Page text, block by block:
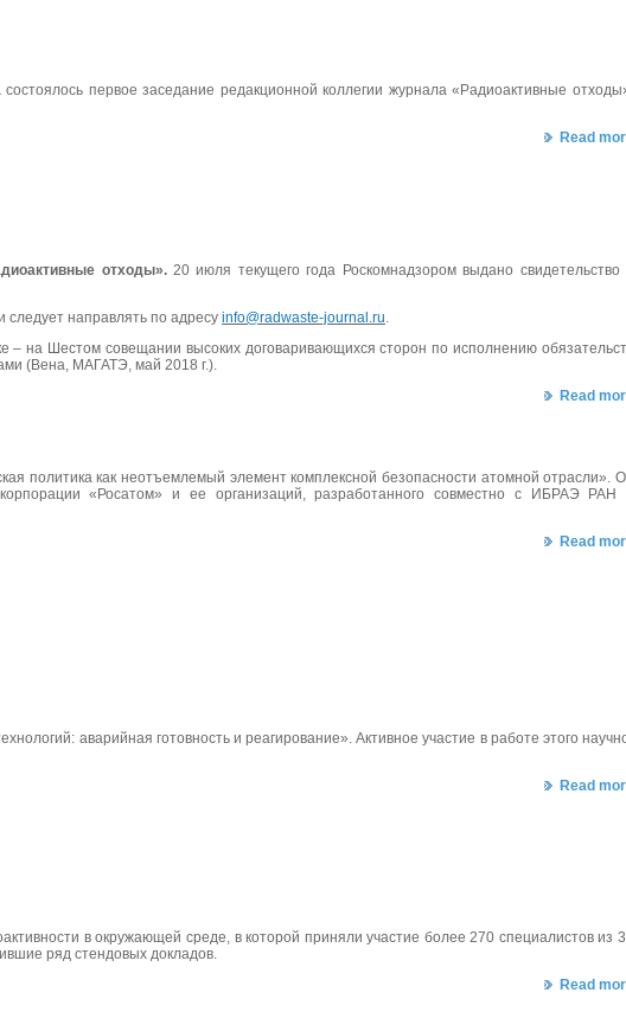
состоялось первое заседание редакционной коллегии журнала «Радиоактивные
Read
отходы».20 июля текущего года Роскомнадзором выдано свидетельство
следует направлять по адресу info@radwaste-journal.ru.
на Шестом совещании высоких договаривающихся сторон по исполнению
(Вена, МАГАТЭ, май 2018 г.).
Read
политика как неотъемлемый элемент комплексной безопасности атомной отрасли».
«Росатом» и ее организаций, разработанного совместно с ИБРАЭ РАН
Read
аварийная готовность и реагирование». Активное участие в работе этого
Read
в окружающей среде, в которой приняли участие более 270 специалистов из
ряд стендовых докладов.
Read